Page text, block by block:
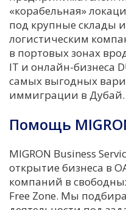
«корабельная»
под крупные склады
логистическим
в портовых зонах
IT и онлайн-бизнеса
самых выгодных
иммиграции в Дубай.
Помощь
MIGRON Business
открытие бизнеса в
компаний в
Free Zone. Мы